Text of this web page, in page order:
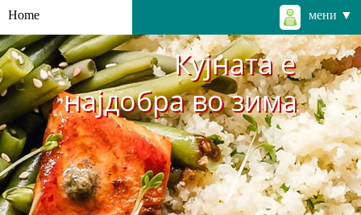
Home мени ▼
Кујната е
најдобра во зима